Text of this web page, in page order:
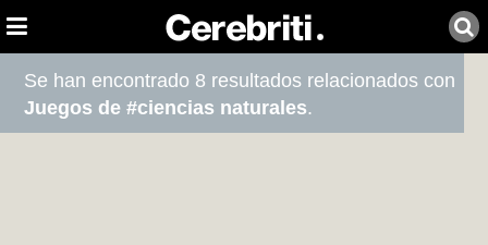
Se han encontrado 8 resultados relacionados con
Juegos de #ciencias naturales.